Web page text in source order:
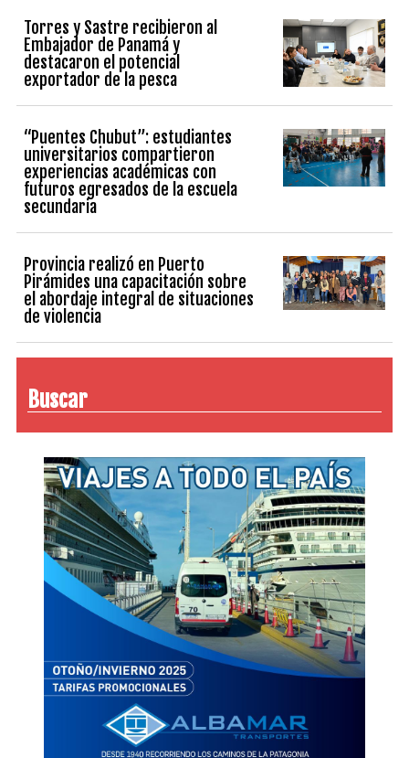
Torres y Sastre recibieron al
Embajador de Panamá y
destacaron el potencial
exportador de la pesca
“Puentes Chubut”: estudiantes
universitarios compartieron
experiencias académicas con
futuros egresados de la escuela
secundaria
Provincia realizó en Puerto
Pirámides una capacitación sobre
el abordaje integral de situaciones
de violencia
Buscar